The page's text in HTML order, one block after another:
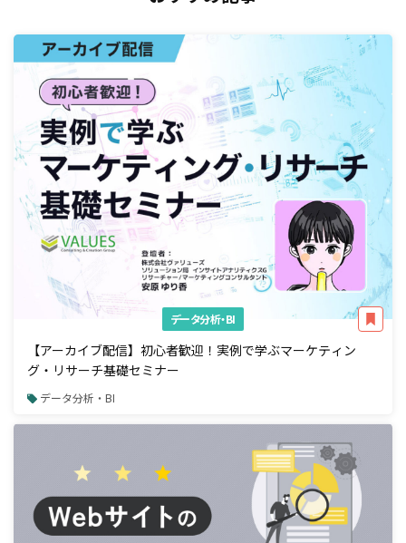
データ分析・BI
【アーカイブ配信】初心者歓迎！実例で学ぶマーケティン
グ・リサーチ基礎セミナー
データ分析・BI